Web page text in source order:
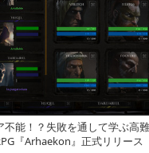
不能！？失敗を通して学ぶ高
『Arhaekon』正式リリース